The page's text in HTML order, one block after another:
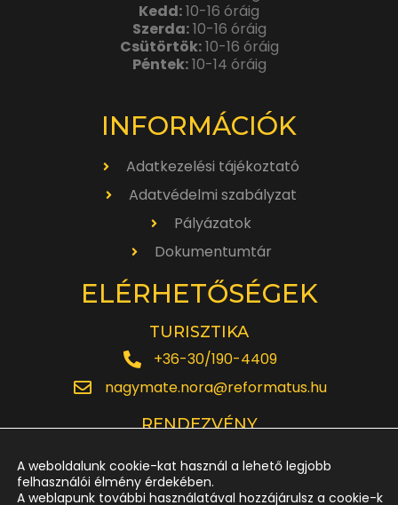
Kedd:10-16 óráig
Szerda:10-16 óráig
Csütörtök:10-16 óráig
Péntek:10-14 óráig
INFORMÁCIÓK
Adatkezelési tájékoztató
Adatvédelmi szabályzat
Pályázatok
Dokumentumtár
ELÉRHETŐSÉGEK
TURISZTIKA
+36-30/190-4409
nagymate.nora@reformatus.hu
RENDEZVÉNY
rendezveny.nagytemplom@reformatus.hu
A weboldalunk cookie-kat használ a lehető legjobb
felhasználói élmény érdekében.
A weblapunk további használatával hozzájárulsz a cookie-k